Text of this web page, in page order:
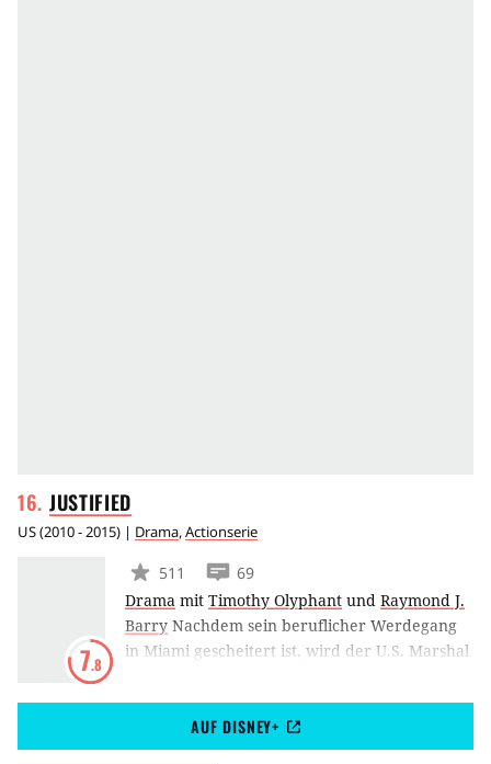
JUSTIFIED
US(2010 - 2015) | Drama,Actionserie
7.8
511
69
Drama mit Timothy Olyphant und Raymond J.
Barry Nachdem sein beruflicher Werdegang
in Miami gescheitert ist, wird der U.S. Marshal
Kentucky versetzt. Hier versucht er, nach
seinen Methoden für Recht und Ordnung zu
sorgen, wobei er immer wieder die Grenzen
AUF DISNEY+